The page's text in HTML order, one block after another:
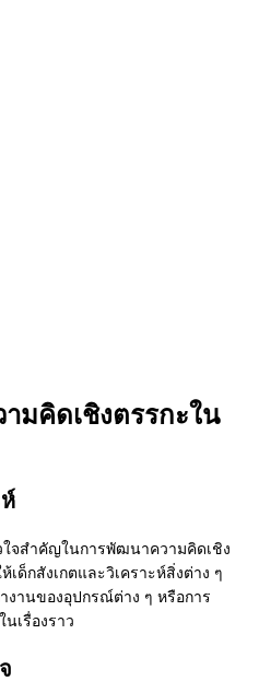
มคิดเชิงตรรกะใน
ใจสำคัญในการพัฒนาความคิดเชิง
เด็กสังเกตและวิเคราะห์สิ่งต่าง ๆ
งานของอุปกรณ์ต่าง ๆ หรือการ
เรื่องราว